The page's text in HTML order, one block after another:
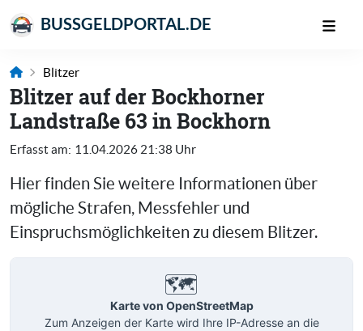
BUSSGELDPORTAL.DE
Blitzer
Blitzer auf der Bockhorner
Landstraße 63 in Bockhorn
Erfasst am: 11.04.2026 21:38 Uhr
Hier finden Sie weitere Informationen über
mögliche Strafen, Messfehler und
Einspruchsmöglichkeiten zu diesem Blitzer.
🗺️
Karte von OpenStreetMap
Zum Anzeigen der Karte wird Ihre IP-Adresse an die